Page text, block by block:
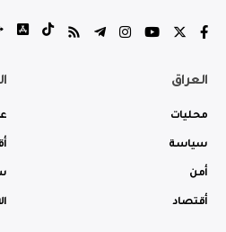
العراق
محليات
سياسة
أمن
أقتصاد